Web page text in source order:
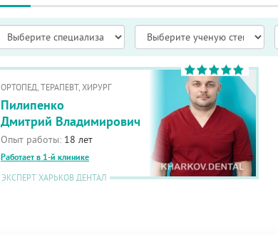
ОРТОПЕД, ТЕРАПЕВТ, ХИРУРГ
Пилипенко
Дмитрий Владимирович
Опыт работы: 18 лет
Работает в 1-й клинике
ЭКСПЕРТ ХАРЬКОВ ДЕНТАЛ